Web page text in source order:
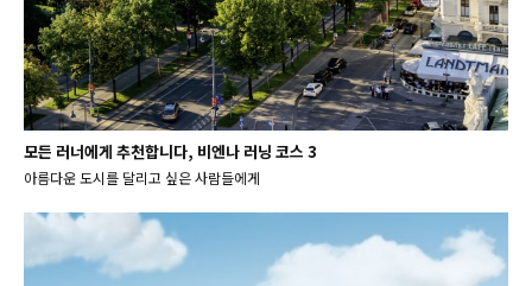
모든 러너에게 추천합니다, 비엔나 러닝 코스 3
아름다운 도시를 달리고 싶은 사람들에게